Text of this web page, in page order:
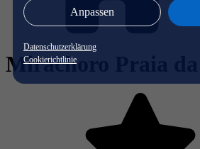
Anpassen
Datenschutzerklärung
Cookierichtlinie
Mirachoro Praia da